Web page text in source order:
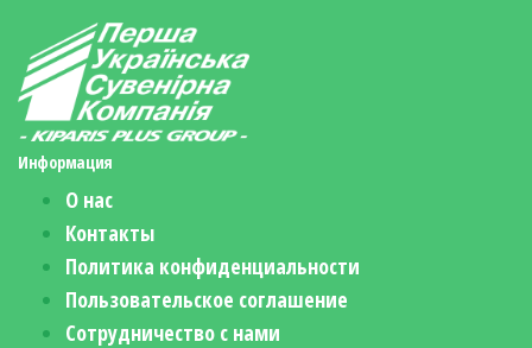
Информация
О нас
Контакты
Политика конфиденциальности
Пользовательское соглашение
Сотрудничество с нами